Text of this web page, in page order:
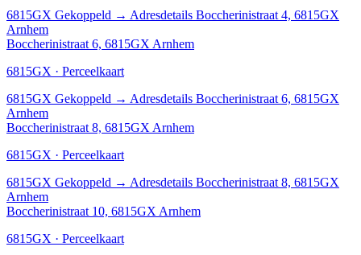
6815GX Gekoppeld → Adresdetails Boccherinistraat 4, 6815GX
Arnhem
Boccherinistraat 6, 6815GX Arnhem
6815GX · Perceelkaart
6815GX Gekoppeld → Adresdetails Boccherinistraat 6, 6815GX
Arnhem
Boccherinistraat 8, 6815GX Arnhem
6815GX · Perceelkaart
6815GX Gekoppeld → Adresdetails Boccherinistraat 8, 6815GX
Arnhem
Boccherinistraat 10, 6815GX Arnhem
6815GX · Perceelkaart